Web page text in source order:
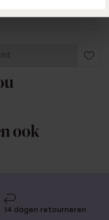
ook
14 dagen retourneren